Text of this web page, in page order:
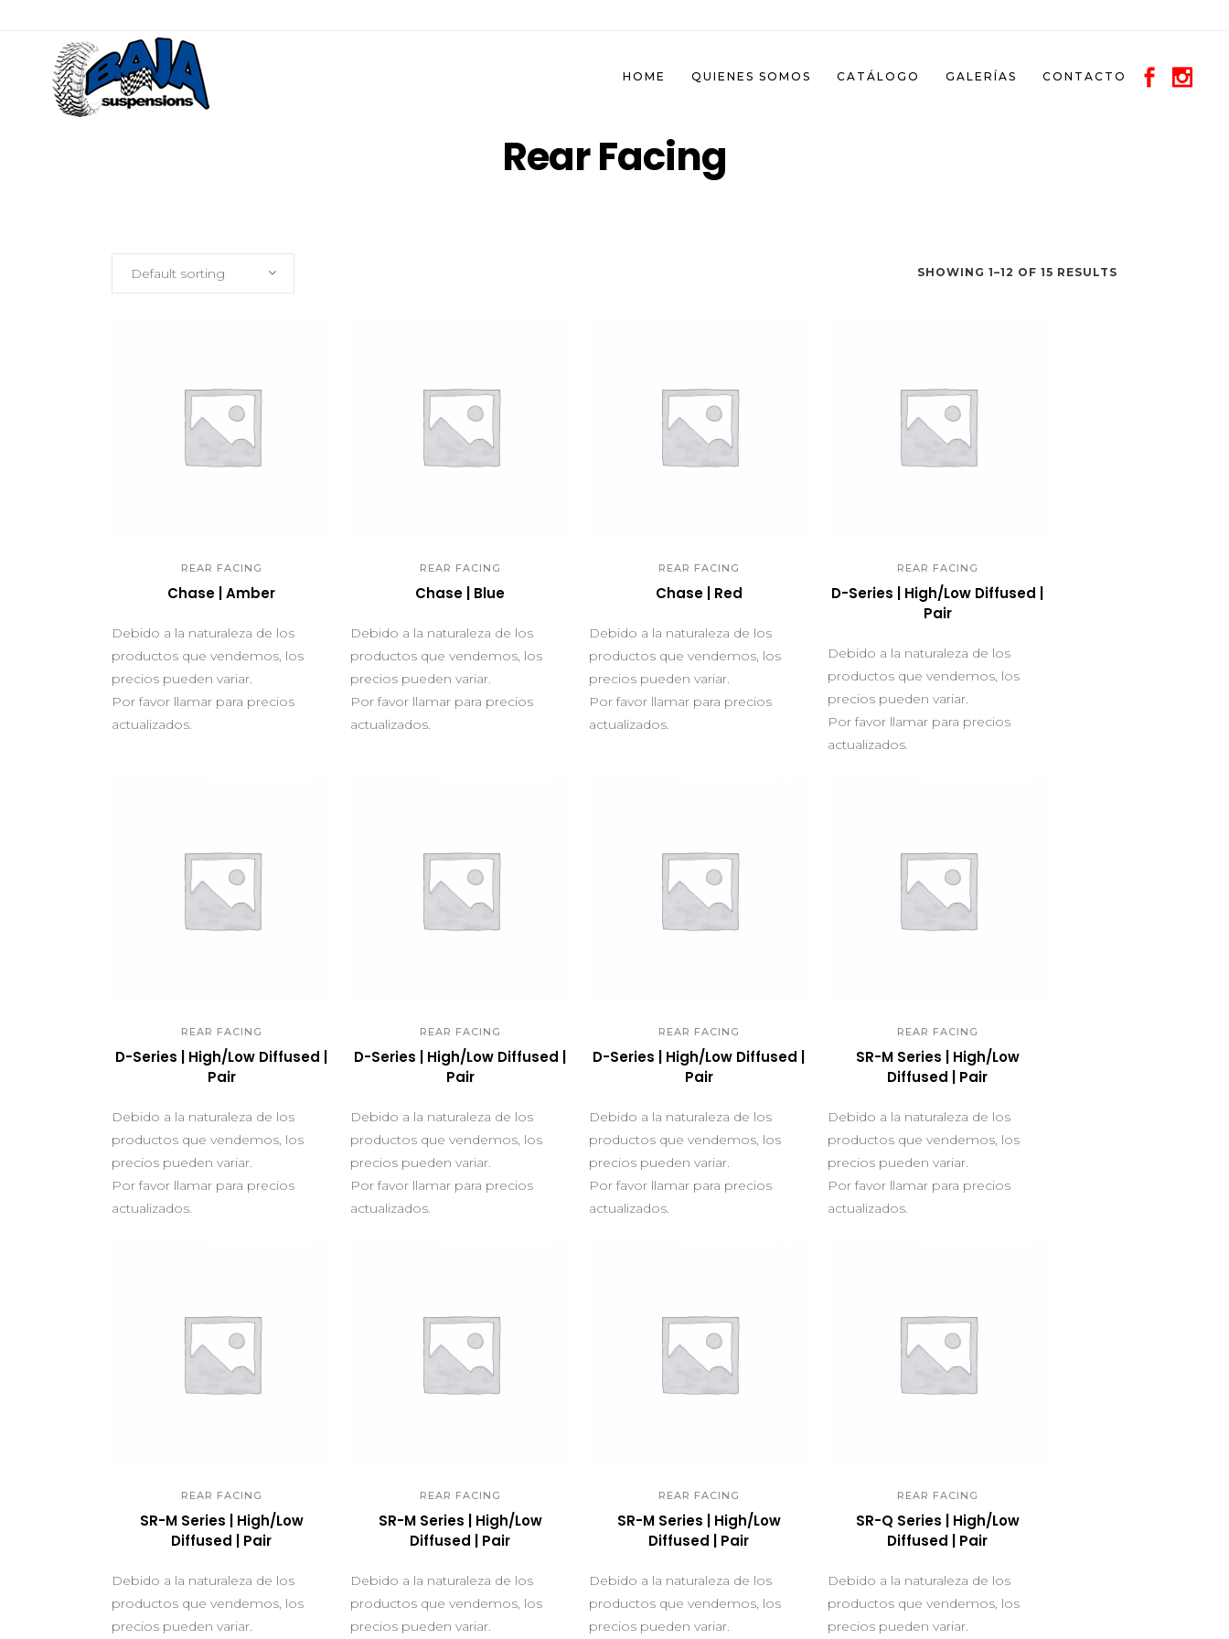
HOME QUIENES SOMOS CATÁLOGO GALERÍAS CONTACTO
Rear Facing
SHOWING 1–12 OF 15 RESULTS
Default sorting
REAR FACING
Chase | Amber
Debido a la naturaleza de los
productos que vendemos, los
precios pueden variar.
Por favor llamar para precios
actualizados.
REAR FACING
Chase | Blue
Debido a la naturaleza de los
productos que vendemos, los
precios pueden variar.
Por favor llamar para precios
actualizados.
REAR FACING
Chase | Red
Debido a la naturaleza de los
productos que vendemos, los
precios pueden variar.
Por favor llamar para precios
actualizados.
REAR FACING
D-Series | High/Low Diffused |
Pair
Debido a la naturaleza de los
productos que vendemos, los
precios pueden variar.
Por favor llamar para precios
actualizados.
REAR FACING
D-Series | High/Low Diffused |
Pair
Debido a la naturaleza de los
productos que vendemos, los
precios pueden variar.
Por favor llamar para precios
actualizados.
REAR FACING
D-Series | High/Low Diffused |
Pair
Debido a la naturaleza de los
productos que vendemos, los
precios pueden variar.
Por favor llamar para precios
actualizados.
REAR FACING
D-Series | High/Low Diffused |
Pair
Debido a la naturaleza de los
productos que vendemos, los
precios pueden variar.
Por favor llamar para precios
actualizados.
REAR FACING
SR-M Series | High/Low
Diffused | Pair
Debido a la naturaleza de los
productos que vendemos, los
precios pueden variar.
Por favor llamar para precios
actualizados.
REAR FACING
SR-M Series | High/Low
Diffused | Pair
Debido a la naturaleza de los
productos que vendemos, los
precios pueden variar.
REAR FACING
SR-M Series | High/Low
Diffused | Pair
Debido a la naturaleza de los
productos que vendemos, los
precios pueden variar.
REAR FACING
SR-M Series | High/Low
Diffused | Pair
Debido a la naturaleza de los
productos que vendemos, los
precios pueden variar.
REAR FACING
SR-Q Series | High/Low
Diffused | Pair
Debido a la naturaleza de los
productos que vendemos, los
precios pueden variar.